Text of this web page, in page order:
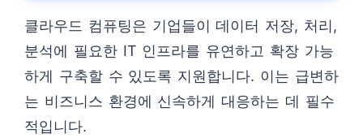
클라우드 컴퓨팅은 기업들이 데이터 저장, 처리,
분석에 필요한 IT 인프라를 유연하고 확장 가능
하게 구축할 수 있도록 지원합니다. 이는 급변하
는 비즈니스 환경에 신속하게 대응하는 데 필수
적입니다.